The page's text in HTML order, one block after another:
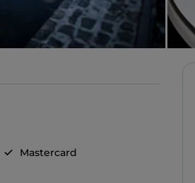
Mastercard